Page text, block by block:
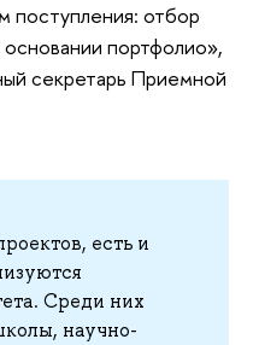
поступления: отбор
портфолио»,
секретарь Приемной
есть и
Среди них
научно-